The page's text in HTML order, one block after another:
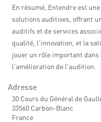
En résumé, Entendre est
solutions auditives, offrant
auditifs et de services
qualité, l'innovation, et la
jouer un rôle important
l'amélioration de l'audition.
Adresse
30 Cours du Général de
33560 Carbon-Blanc
France